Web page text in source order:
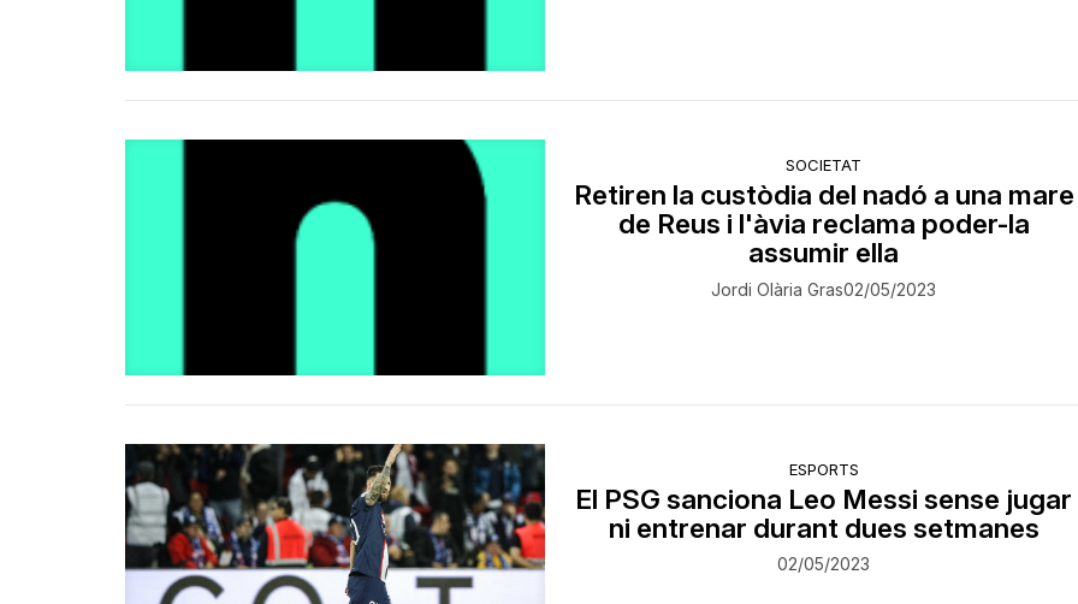
SOCIETAT
Retiren la custòdia del nadó a una mare
de Reus i l'àvia reclama poder-la
assumir ella
Jordi Olària Gras02/05/2023
ESPORTS
El PSG sanciona Leo Messi sense jugar
ni entrenar durant dues setmanes
02/05/2023